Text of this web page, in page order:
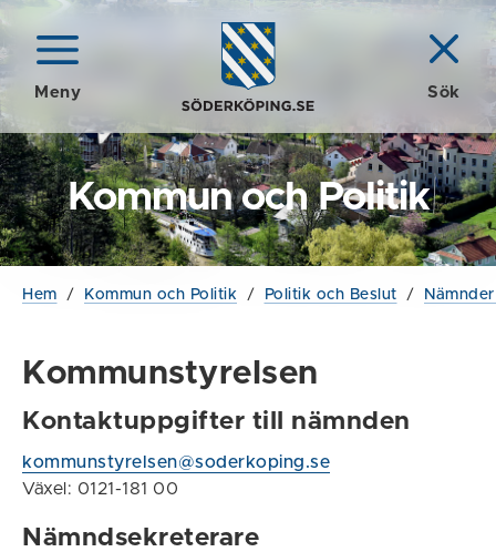
Meny Sök
Kommun och Politik
Hem / Kommun och Politik / Politik och Beslut /
Kommunstyrelsen
Kontaktuppgifter till nämnden
kommunstyrelsen@soderkoping.se
Växel: 0121-181 00
Nämndsekreterare